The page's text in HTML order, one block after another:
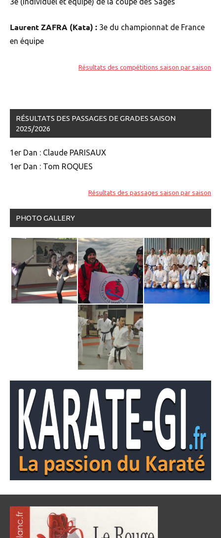
Laurent ZAFRA (Kata) : 3e du championnat de France
en équipe
Résultats des compétitions saison par saison
RÉSULTATS DES PASSAGES DE GRADES SAISON
2025/2026
1er Dan : Claude PARISAUX
1er Dan : Tom ROQUES
Résultats des passages saison par saison
PHOTO GALLERY